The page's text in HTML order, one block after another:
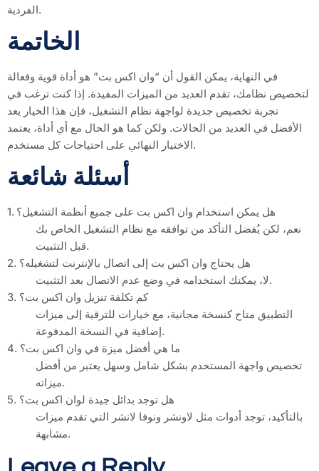
الفردية.
الخاتمة
في النهاية، يمكن القول أن “وان اكس بت” هو أداة قوية وفعالة
لتخصيص نظامك، تقدم العديد من الميزات المفيدة. إذا كنت ترغب في
تجربة تخصيص جديدة لواجهة نظام التشغيل، فإن هذا الخيار يعد
الأفضل في العديد من الحالات. ولكن كما هو الحال مع أي أداة، يعتمد
الاختيار النهائي على احتياجات كل مستخدم.
أسئلة شائعة
1. هل يمكن استخدام وان اكس بت على جميع أنظمة التشغيل؟
نعم، لكن يُفضل التأكد من توافقه مع نظام التشغيل الخاص بك
قبل التثبيت.
2. هل يحتاج وان اكس بت إلى اتصال بالإنترنت لتشغيله؟
لا، يمكنك استخدامه في وضع عدم الاتصال بعد التثبيت.
3. كم تكلفة تنزيل وان اكس بت؟
التطبيق متاح كنسخة مجانية، مع خيارات للترقية إلى ميزات
إضافية في النسخة المدفوعة.
4. ما هي أفضل ميزة في وان اكس بت؟
تخصيص واجهة المستخدم بشكل شامل وسهل يعتبر من أفضل
ميزاته.
5. هل توجد بدائل جيدة لوان اكس بت؟
بالتأكيد، توجد أدوات مثل لاونشر ونوفا لانشر التي تقدم ميزات
مشابهة.